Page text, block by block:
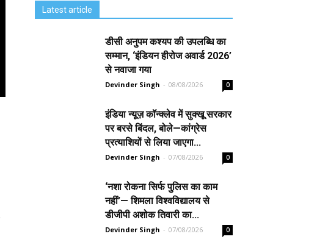
Latest article
डीसी अनुपम कश्यप की उपलब्धि का
सम्मान, ‘इंडियन हीरोज अवार्ड 2026’
से नवाजा गया
Devinder Singh - 08/08/2026 0
इंडिया न्यूज़ कॉन्क्लेव में सुक्खू सरकार
पर बरसे बिंदल, बोले—कांग्रेस
प्रत्याशियों से लिया जाएगा...
Devinder Singh - 07/08/2026 0
‘नशा रोकना सिर्फ पुलिस का काम
नहीं’— शिमला विश्वविद्यालय से
डीजीपी अशोक तिवारी का...
Devinder Singh - 07/08/2026 0